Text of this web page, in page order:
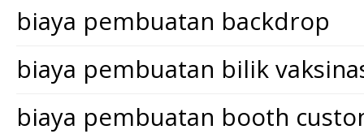
biaya pembuatan backdrop
biaya pembuatan bilik
biaya pembuatan booth